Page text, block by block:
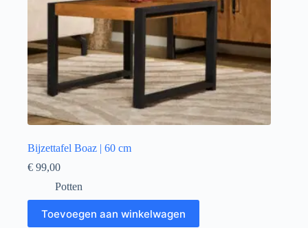
Bijzettafel Boaz | 60 cm
€ 99,00
Potten
Toevoegen aan winkelwagen